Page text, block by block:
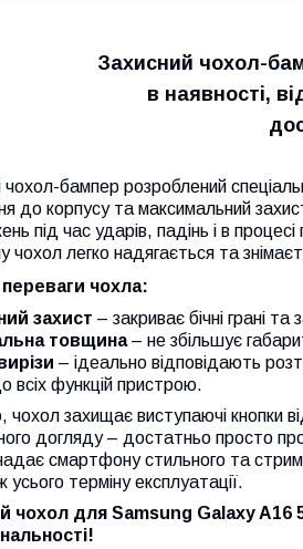
Захисний чохол-
в наявності,
чохол-бампер розроблений
до корпусу та максимальний
під час ударів, падінь і в
чохол легко надягається та
чохла:
захист – закриває бічні грані
товщина– не збільшує
– ідеально відповідають
всіх функцій пристрою.
чохол захищає виступаючі кнопки
догляду – достатньо просто
надає смартфону стильного та
терміну експлуатації.
чохол для Samsung Galaxy A16